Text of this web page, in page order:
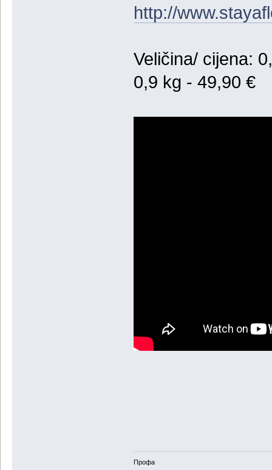
http://
Veličina/ cijena:
0,9 kg - 49,90 €
Профа